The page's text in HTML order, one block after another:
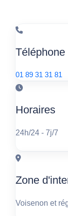
Téléphone
01 89 31 31 81
Horaires
24h/24 - 7j/7
Zone
Voisenon et